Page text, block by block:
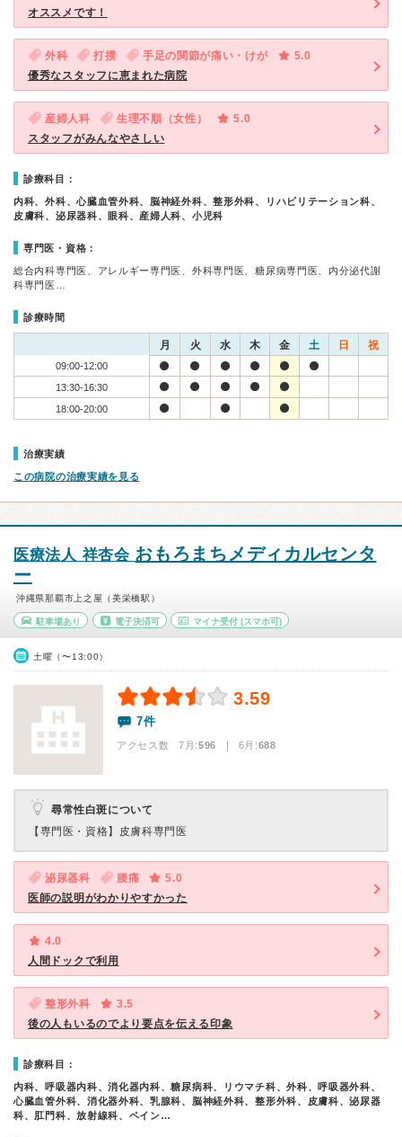
オススメです！
外科 打撲 手足の関節が痛い・けが
5.0
優秀なスタッフに恵まれた病院
産婦人科 生理不順（女性）
5.0
スタッフがみんなやさしい
診療科目：
内科、外科、心臓血管外科、脳神経外科、整形外科、リハビリテーション科、
皮膚科、泌尿器科、眼科、産婦人科、小児科
専門医・資格：
総合内科専門医、アレルギー専門医、外科専門医、糖尿病専門医、内分泌代謝
科専門医…
診療時間
月 火 水 木 金 土 日 祝
09:00-12:00
13:30-16:30
18:00-20:00
治療実績
この病院の治療実績を見る
医療法人 祥杏会 おもろまちメディカルセンタ
ー
沖縄県那覇市上之屋（美栄橋駅）
駐車場あり 電子決済可 マイナ受付 (スマホ可)
土曜（〜13:00）
3.59
7件
アクセス数 7月:596 | 6月:688
尋常性白斑について
【専門医・資格】 皮膚科専門医
泌尿器科 腰痛
5.0
医師の説明がわかりやすかった
4.0
人間ドックで利用
整形外科
3.5
後の人もいるのでより要点を伝える印象
診療科目：
内科、呼吸器内科、消化器内科、糖尿病科、リウマチ科、外科、呼吸器外科、
心臓血管外科、消化器外科、乳腺科、脳神経外科、整形外科、皮膚科、泌尿器
科、肛門科、放射線科、ペイン…